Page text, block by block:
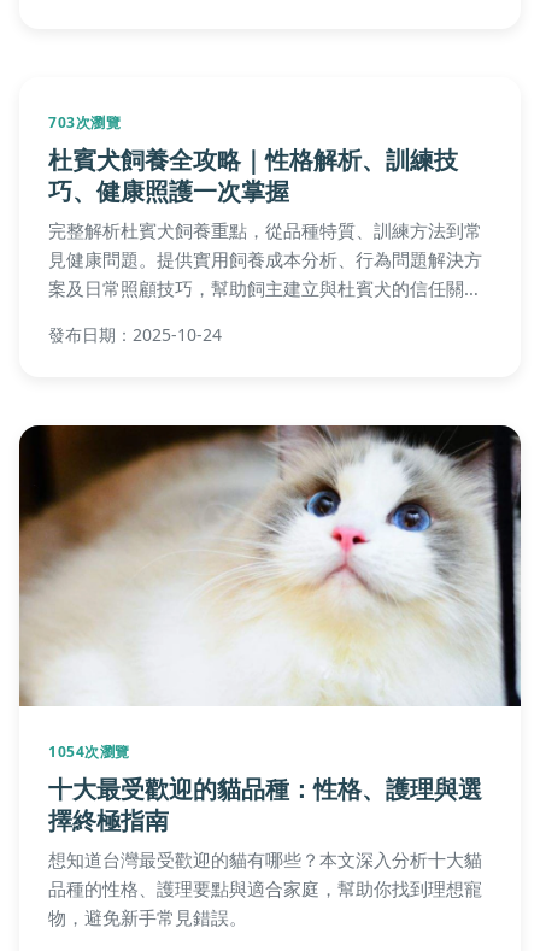
703次瀏覽
杜賓犬飼養全攻略｜性格解析、訓練技
巧、健康照護一次掌握
完整解析杜賓犬飼養重點，從品種特質、訓練方法到常
見健康問題。提供實用飼養成本分析、行為問題解決方
案及日常照顧技巧，幫助飼主建立與杜賓犬的信任關
護衛犬夥伴。
發布日期：2025-10-24
1054次瀏覽
十大最受歡迎的貓品種：性格、護理與選
擇終極指南
想知道台灣最受歡迎的貓有哪些？本文深入分析十大貓
品種的性格、護理要點與適合家庭，幫助你找到理想寵
物，避免新手常見錯誤。